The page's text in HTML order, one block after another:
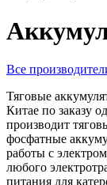
Все
Тяговые
Китае по заказу
производит
фосфатные
работы с
любого
питания для